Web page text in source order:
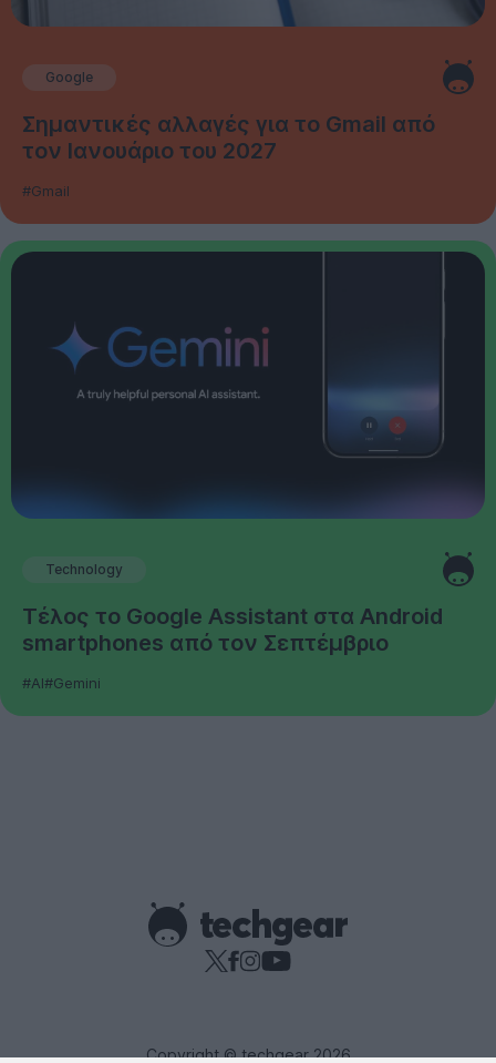
Google
Σημαντικές αλλαγές για το Gmail από
τον Ιανουάριο του 2027
#Gmail
Technology
Τέλος το Google Assistant στα Android
smartphones από τον Σεπτέμβριο
#AI#Gemini
Copyright © techgear 2026